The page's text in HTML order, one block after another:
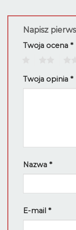
Napisz
Twoja ocena *
Twoja opinia *
Nazwa *
E-mail *